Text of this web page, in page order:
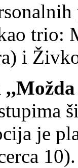
trio:
i
je
10).